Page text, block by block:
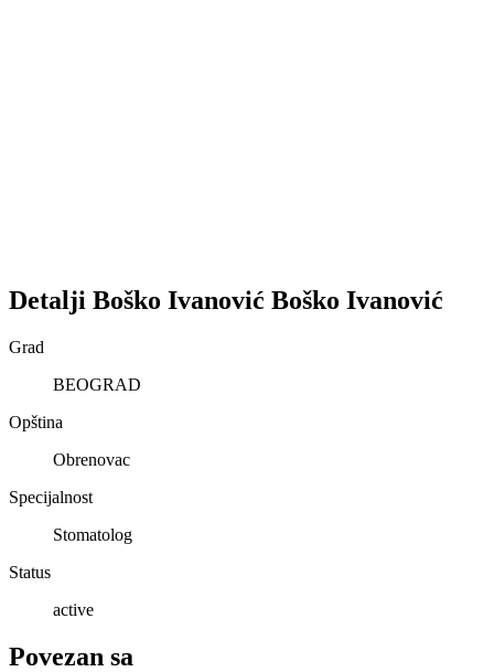
Detalji Boško Ivanović Boško Ivanović
Grad
BEOGRAD
Opština
Obrenovac
Specijalnost
Stomatolog
Status
active
Povezan sa